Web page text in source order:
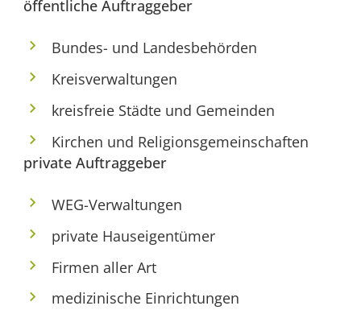
öffentliche Auftraggeber
Bundes- und Landesbehörden
Kreisverwaltungen
kreisfreie Städte und Gemeinden
Kirchen und Religionsgemeinschaften
private Auftraggeber
WEG-Verwaltungen
private Hauseigentümer
Firmen aller Art
medizinische Einrichtungen